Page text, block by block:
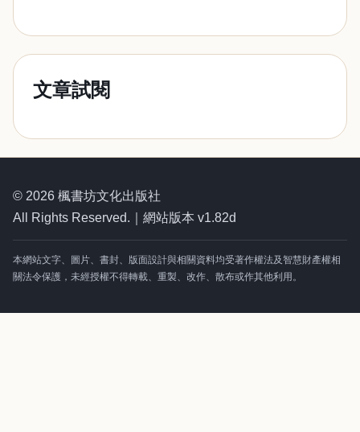
文章試閱
© 2026 楓書坊文化出版社
All Rights Reserved.｜網站版本 v1.82d
本網站文字、圖片、書封、版面設計與相關資料均受著作權法及智慧財產權相
關法令保護，未經授權不得轉載、重製、改作、散布或作其他利用。